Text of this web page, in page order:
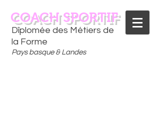
Dîplomée des Métiers de
la Forme
Pays basque & Landes
COACH SPORTIF